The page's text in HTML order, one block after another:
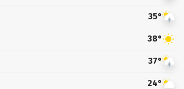
35°
38°
37°
24°